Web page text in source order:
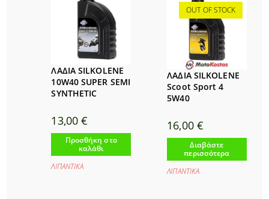
ΛAΔΙΑ SILKOLENE
10W40 SUPER SEMI
SYNTHETIC
13,00€
Προσθήκη στο
καλάθι
ΛΙΠΑΝΤΙΚΑ
OUT OF STOCK
ΛΑΔΙΑ SILKOLENE
Scoot Sport 4
5W40
16,00 €
Διαβάστε
περισσότερα
ΛΙΠΑΝΤΙΚΑ